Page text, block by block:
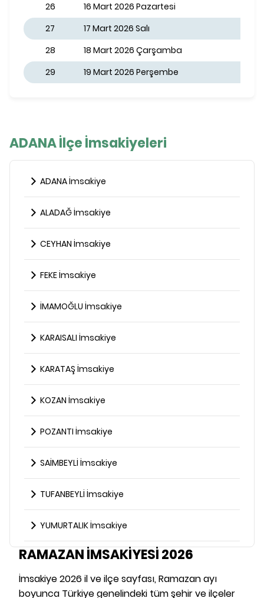
26
16 Mart 2026 Pazartesi
27
17 Mart 2026 Salı
28
18 Mart 2026 Çarşamba
29
19 Mart 2026 Perşembe
ADANA İlçe İmsakiyeleri
ADANA İmsakiye
ALADAĞ İmsakiye
CEYHAN İmsakiye
FEKE İmsakiye
İMAMOĞLU İmsakiye
KARAISALI İmsakiye
KARATAŞ İmsakiye
KOZAN İmsakiye
POZANTI İmsakiye
SAİMBEYLİ İmsakiye
TUFANBEYLİ İmsakiye
YUMURTALIK İmsakiye
RAMAZAN İMSAKİYESİ 2026
İmsakiye 2026 il ve ilçe sayfası, Ramazan ayı
boyunca Türkiye genelindeki tüm şehir ve ilçeler